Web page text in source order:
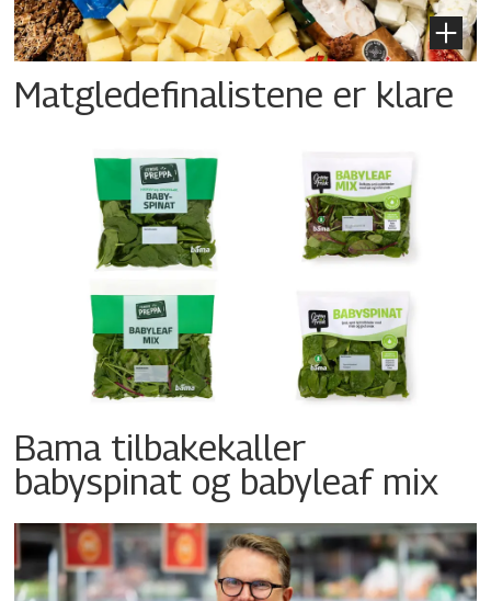
Matgledefinalistene er klare
Bama tilbakekaller
babyspinat og babyleaf mix